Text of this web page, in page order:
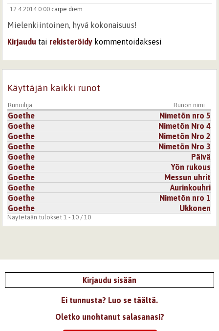
12.4.2014 0:00 carpe diem
Mielenkiintoinen, hyvä kokonaisuus!
Kirjaudu tai rekisteröidy kommentoidaksesi
Käyttäjän kaikki runot
Runoilija Runon nimi
Goethe
Nimetön nro 5
Goethe
Nimetön Nro 4
Goethe
Nimetön Nro 2
Goethe
Nimetön Nro 3
Goethe
Päivä
Goethe
Yön rukous
Goethe
Messun uhrit
Goethe
Aurinkouhri
Goethe
Nimetön nro 1
Goethe
Ukkonen
Näytetään tulokset 1 - 10 / 10
Kirjaudu sisään
Ei tunnusta? Luo se täältä.
Oletko unohtanut salasanasi?